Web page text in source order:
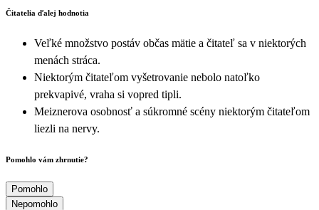
Čitatelia ďalej hodnotia
Veľké množstvo postáv občas mätie a čitateľ sa v niektorých
menách stráca.
Niektorým čitateľom vyšetrovanie nebolo natoľko
prekvapivé, vraha si vopred tipli.
Meiznerova osobnosť a súkromné scény niektorým čitateľom
liezli na nervy.
Pomohlo vám zhrnutie?
Pomohlo
Nepomohlo